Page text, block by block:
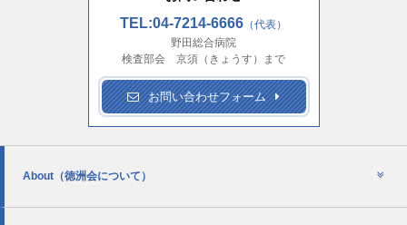
TEL:04-7214-6666 （代表）
野田総合病院
検査部会 京須（きょうす）まで
お問い合わせフォーム
About （徳洲会について）